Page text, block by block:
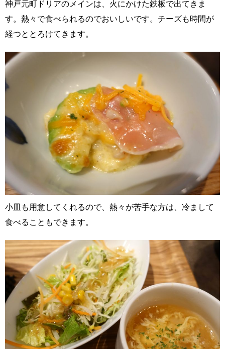
神戸元町ドリアのメインは、火にかけた鉄板で出てきま
す。熱々で食べられるのでおいしいです。チーズも時間が
経つととろけてきます。
小皿も用意してくれるので、熱々が苦手な方は、冷まして
食べることもできます。